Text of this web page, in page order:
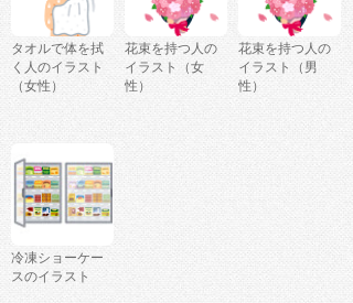
タオルで体を拭
く人のイラスト
（女性）
花束を持つ人の
イラスト（女
性）
花束を持つ人の
イラスト（男
性）
冷凍ショーケー
スのイラスト